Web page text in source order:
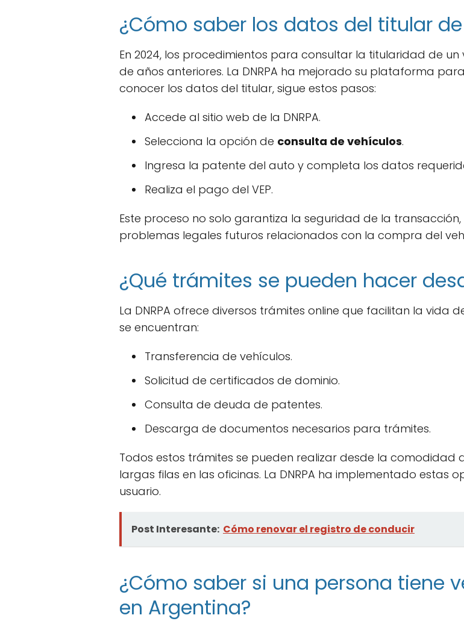
¿Cómo saber los datos del titular
En 2024, los procedimientos para consultar la titularidad de un
de años anteriores. La DNRPA ha mejorado su plataforma
conocer los datos del titular, sigue estos pasos:
Accede al sitio web de la DNRPA.
Selecciona la opción de consulta de vehículos.
Ingresa la patente del auto y completa los datos
Realiza el pago del VEP.
Este proceso no solo garantiza la seguridad de la
problemas legales futuros relacionados con la compra del
¿Qué trámites se pueden hacer
La DNRPA ofrece diversos trámites online que facilitan la vida
se encuentran:
Transferencia de vehículos.
Solicitud de certificados de dominio.
Consulta de deuda de patentes.
Descarga de documentos necesarios para trámites.
Todos estos trámites se pueden realizar desde la comodidad
largas filas en las oficinas. La DNRPA ha implementado estas
usuario.
Post Interesante: Cómo renovar el registro de conducir
¿Cómo saber si una persona tiene
en Argentina?